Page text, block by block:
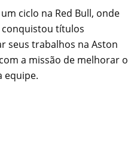
ciclo na Red Bull, onde
conquistou títulos
seus trabalhos na Aston
a missão de melhorar o
equipe.